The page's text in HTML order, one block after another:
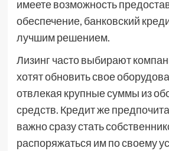
имеете возможность
обеспечение, банковский
лучшим решением.
Лизинг часто выбирают
хотят обновить свое
отвлекая крупные суммы из
средств. Кредит же
важно сразу стать
распоряжаться им по своему